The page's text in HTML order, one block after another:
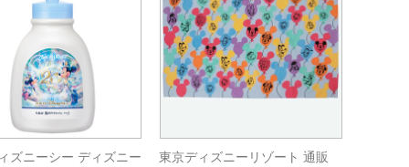
ズニーシー ディズニー
東京ディズニーリゾート 通販